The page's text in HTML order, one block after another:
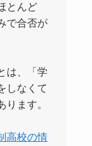
とんど
で合否が
は、「学
しなくて
ります。
高校の情